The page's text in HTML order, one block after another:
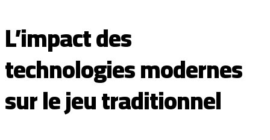
L’impact des
technologies modernes
sur le jeu traditionnel